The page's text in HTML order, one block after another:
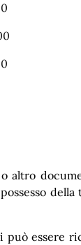
altro
della
può essere